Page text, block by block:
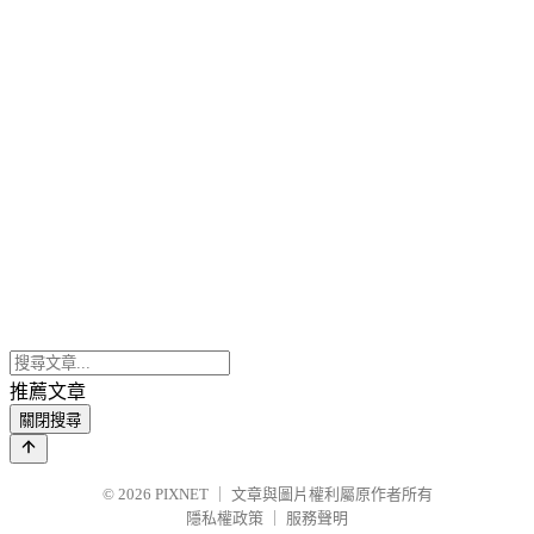
推薦文章
關閉搜尋
© 2026 PIXNET
文章與圖片權利屬原作者所有
隱私權政策
服務聲明